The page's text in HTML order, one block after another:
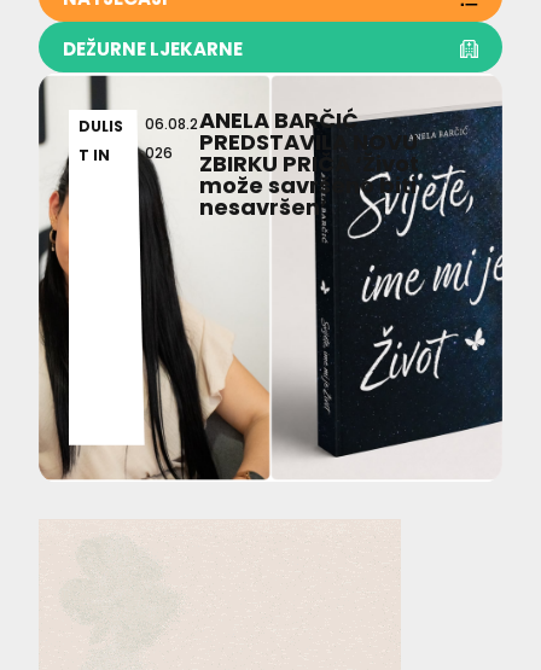
DEŽURNE LJEKARNE
DULIS
T IN
06.08.2
026
ANELA BARČIĆ
PREDSTAVILA NOVU
ZBIRKU PRIČA ‘Život
može savršeno biti
nesavršen’